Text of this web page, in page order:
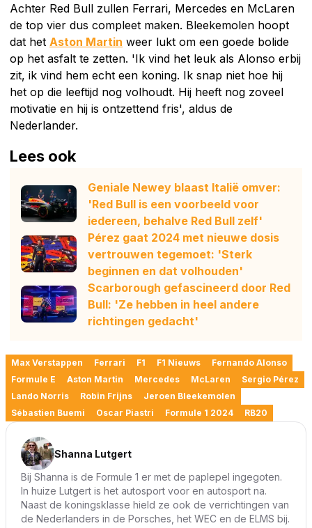
Achter Red Bull zullen Ferrari, Mercedes en McLaren
de top vier dus compleet maken. Bleekemolen hoopt
dat het Aston Martin weer lukt om een goede bolide
op het asfalt te zetten. 'Ik vind het leuk als Alonso erbij
zit, ik vind hem echt een koning. Ik snap niet hoe hij
het op die leeftijd nog volhoudt. Hij heeft nog zoveel
motivatie en hij is ontzettend fris', aldus de
Nederlander.
Lees ook
Geniale Newey blaast Italië omver:
'Red Bull is een voorbeeld voor
iedereen, behalve Red Bull zelf'
Pérez gaat 2024 met nieuwe dosis
vertrouwen tegemoet: 'Sterk
beginnen en dat volhouden'
Scarborough gefascineerd door Red
Bull: 'Ze hebben in heel andere
richtingen gedacht'
Max Verstappen Ferrari F1 F1 Nieuws
Fernando Alonso
Formule E
Aston Martin Mercedes McLaren
Sergio Pérez
Lando Norris
Robin Frijns
Jeroen Bleekemolen
Sébastien Buemi
Oscar Piastri Formule 1 2024 RB20
Shanna Lutgert
Bij Shanna is de Formule 1 er met de paplepel ingegoten.
In huize Lutgert is het autosport voor en autosport na.
Naast de koningsklasse hield ze ook de verrichtingen van
de Nederlanders in de Porsches, het WEC en de ELMS bij.